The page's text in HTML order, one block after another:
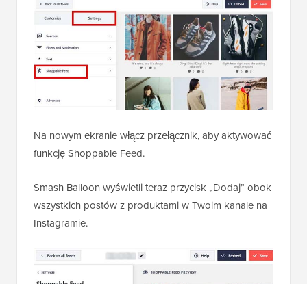
Na nowym ekranie włącz przełącznik, aby aktywować
funkcję Shoppable Feed.
Smash Balloon wyświetli teraz przycisk „Dodaj” obok
wszystkich postów z produktami w Twoim kanale na
Instagramie.